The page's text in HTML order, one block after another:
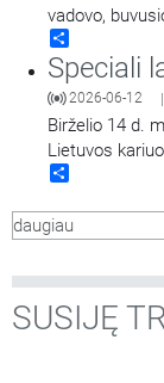
vadovo,
generalinio
šventovės
Pasaulinio
Speciali
2026-06-12
Birželio 14 d.
Lietuvos
Vytautas
Lietuvos
daugiau
SUSIJĘ